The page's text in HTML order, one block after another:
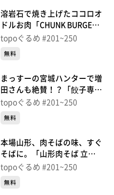
溶岩石で焼き上げたココロオ
ドルお肉「CHUNK BURGER
STAND」（青葉区二日町）
topoぐるめ #201~250
無料
まっすーの宮城ハンターで増
田さんも絶賛！？「餃子専門
店おゆき」（青葉区国分町）
topoぐるめ #201~250
無料
本場山形、肉そばの味、すぐ
そばに。「山形肉そば 立花
仙台本店」（若林区遠見塚）
topoぐるめ #201~250
無料